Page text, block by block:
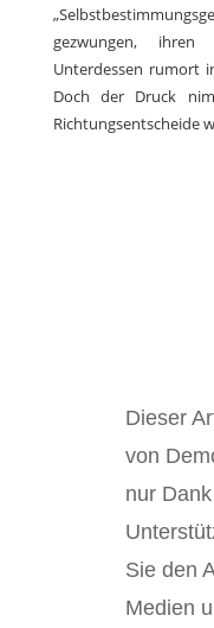
gezwungen, ihren
Unterdessen rumort
Doch der Druck
Richtungsentscheide
Dieser
von
nur
Sie den
Medien